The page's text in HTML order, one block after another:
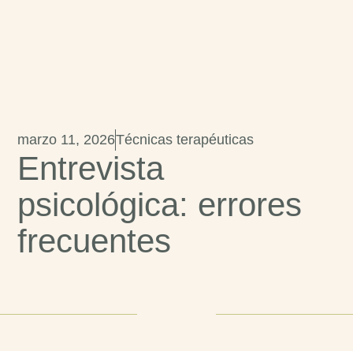
marzo 11, 2026Técnicas terapéuticas
Entrevista
psicológica: errores
frecuentes